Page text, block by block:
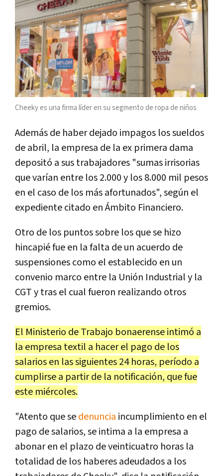
Cheeky es una firma líder en su segmento de ropa de niños
Además de haber dejado impagos los sueldos
de abril, la empresa de la ex primera dama
depositó a sus trabajadores "sumas irrisorias
que varían entre los 2.000 y los 8.000 mil pesos
en el caso de los más afortunados", según el
expediente citado en Ámbito Financiero.
Otro de los puntos sobre los que se hizo
hincapié fue en la falta de un acuerdo de
suspensiones como el establecido en un
convenio marco entre la Unión Industrial y la
CGT y tras el cual fueron realizando otros
gremios.
El Ministerio de Trabajo bonaerense intimó a
la empresa textil a hacer el pago de los
salarios en las siguientes 24 horas, período a
cumplirse a partir de la notificación, que fue
este miércoles.
"Atento que sedenuncia incumplimiento en el
pago de salarios, se intima a la empresa a
abonar en el plazo de veinticuatro horas la
totalidad de los haberes adeudados a los